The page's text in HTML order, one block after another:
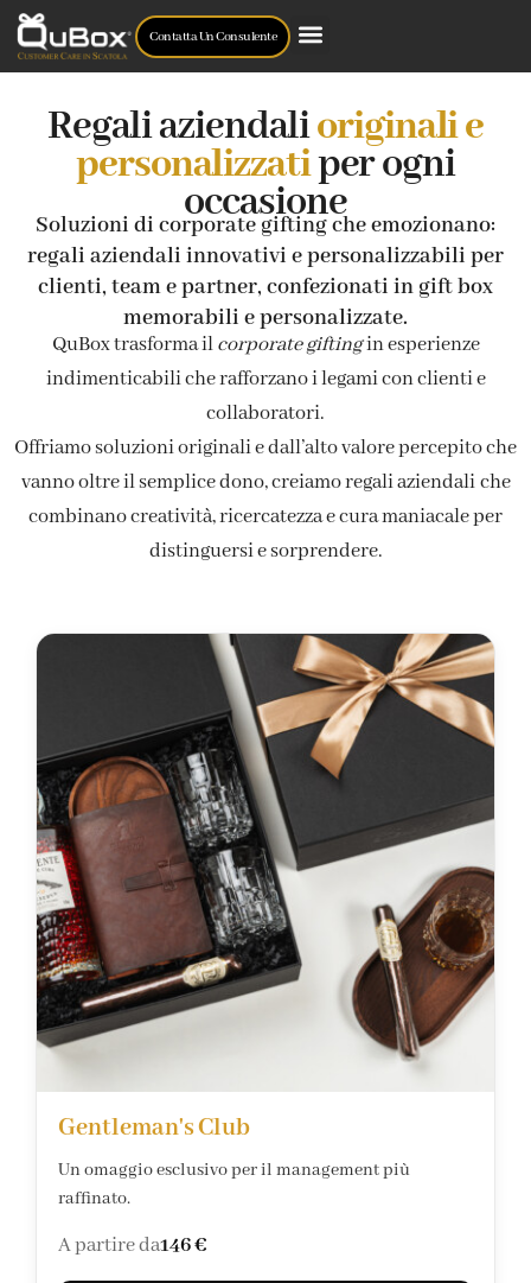
Contatta Un Consulente
Regali aziendalioriginali e
personalizzatiper ogni
occasione
Soluzioni di corporate gifting che emozionano:
regali aziendali innovativi e personalizzabili per
clienti, team e partner, confezionati in gift box
memorabili e personalizzate.
QuBox trasforma ilcorporate giftingin esperienze
indimenticabili che rafforzano i legami con clienti e
collaboratori.
Offriamo soluzioni originali e dall’alto valore percepito che
vanno oltre il semplice dono, creiamo regali aziendali che
combinano creatività, ricercatezza e cura maniacale per
distinguersi e sorprendere.
Gentleman's Club
Un omaggio esclusivo per il management più
raffinato.
A partire da146 €